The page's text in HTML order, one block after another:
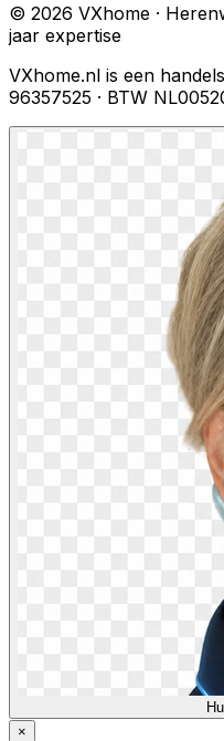
© 2026 VXhome ·
jaar expertise
VXhome.nl is een
96357525 · BTW
×